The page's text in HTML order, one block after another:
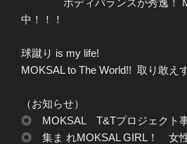
中！！！
球蹴り is my life!
MOKSAL to The World!! 取り敢え
（お知らせ）
◎ MOKSAL T&Tプロジェクト事
◎ 集ま れMOKSAL GIRL！ 女性